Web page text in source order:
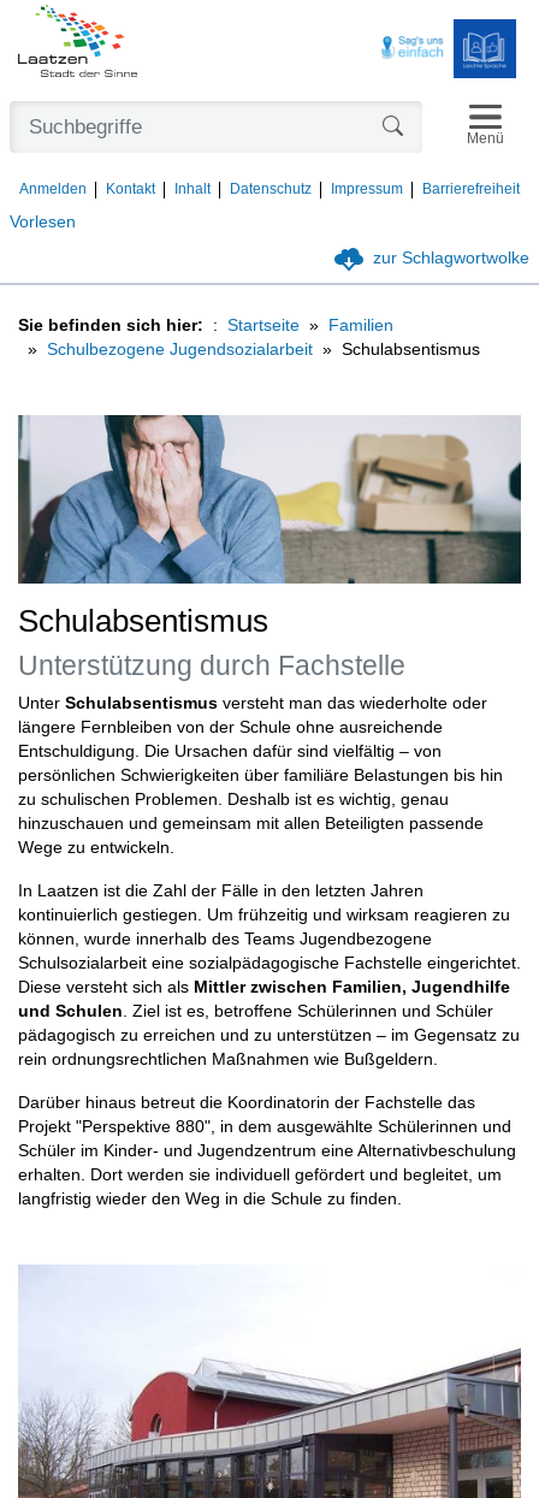
Vorlesen
Anmelden Kontakt Inhalt Datenschutz Impressum Barrierefreiheit
Menü
zur Schlagwortwolke
Sie befinden sich hier: Startseite
Familien
Schulbezogene Jugendsozialarbeit
Schulabsentismus
Schulabsentismus
Unterstützung durch Fachstelle
Unter Schulabsentismus versteht man das wiederholte oder
längere Fernbleiben von der Schule ohne ausreichende
Entschuldigung. Die Ursachen dafür sind vielfältig – von
persönlichen Schwierigkeiten über familiäre Belastungen bis hin
zu schulischen Problemen. Deshalb ist es wichtig, genau
hinzuschauen und gemeinsam mit allen Beteiligten passende
Wege zu entwickeln.
In Laatzen ist die Zahl der Fälle in den letzten Jahren
kontinuierlich gestiegen. Um frühzeitig und wirksam reagieren zu
können, wurde innerhalb des Teams Jugendbezogene
Schulsozialarbeit eine sozialpädagogische Fachstelle eingerichtet.
Diese versteht sich als Mittler zwischen Familien, Jugendhilfe
und Schulen . Ziel ist es, betroffene Schülerinnen und Schüler
pädagogisch zu erreichen und zu unterstützen – im Gegensatz zu
rein ordnungsrechtlichen Maßnahmen wie Bußgeldern.
Darüber hinaus betreut die Koordinatorin der Fachstelle das
Projekt "Perspektive 880", in dem ausgewählte Schülerinnen und
Schüler im Kinder- und Jugendzentrum eine Alternativbeschulung
erhalten. Dort werden sie individuell gefördert und begleitet, um
langfristig wieder den Weg in die Schule zu finden.